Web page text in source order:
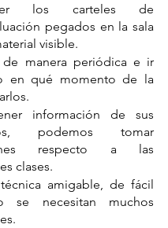
los carteles de
pegados en la sala
visible.
en qué momento de la
información de sus
podemos tomar
respecto a las
clases.
amigable, de fácil
se necesitan muchos